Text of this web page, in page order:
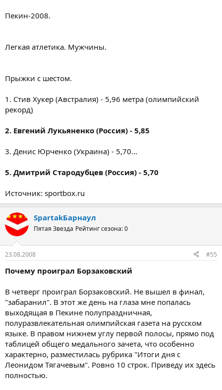
Пекин-2008.
Легкая атлетика. Мужчины.
Прыжки с шестом.
1. Стив Хукер (Австралия) - 5,96 метра (олимпийский
рекорд)
2. Евгений Лукьяненко (Россия) - 5,85
3. Денис Юрченко (Украина) - 5,70...
5. Дмитрий Стародубцев (Россия) - 5,70
Источник: sportbox.ru
SpartakБарнаул
Пятая Звезда Рейтинг сезона: 0
23.08.2008 #55
Почему проиграл Борзаковский
В четверг проиграл Борзаковский. Не вышел в финал,
"забаранил". В этот же день на глаза мне попалась
выходящая в Пекине полупраздничная,
полуразвлекательная олимпийская газета на русском
языке. В правом нижнем углу первой полосы, прямо под
таблицей общего медального зачета, что особенно
характерно, разместилась рубрика "Итоги дня с
Леонидом Тягачевым". Ровно 10 строк. Приведу их здесь
полностью.